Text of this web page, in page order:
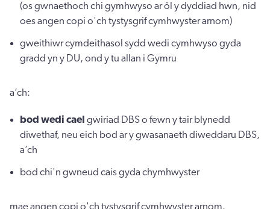
(os gwnaethoch chi gymhwyso ar ôl y dyddiad hwn, nid
oes angen copi o'ch tystysgrif cymhwyster arnom)
gweithiwr cymdeithasol sydd wedi cymhwyso gyda
gradd yn y DU, ond y tu allan i Gymru
a’ch:
bod wedi cael gwiriad DBS o fewn y tair blynedd
diwethaf, neu eich bod ar y gwasanaeth diweddaru DBS,
a’ch
bod chi'n gwneud cais gyda chymhwyster
mae angen copi o'ch tystysgrif cymhwyster arnom.